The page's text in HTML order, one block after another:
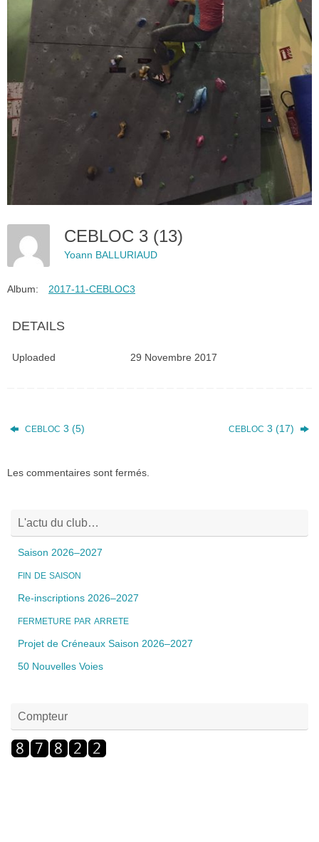
CEBLOC 3 (13)
Yoann BALLURIAUD
Album: 2017-11-CEBLOC3
DETAILS
Uploaded 29 Novembre 2017
CEBLOC 3 (5) CEBLOC 3 (17)
Les commentaires sont fermés.
L'actu du club…
Saison 2026–2027
FIN DE SAISON
Re-inscriptions 2026–2027
FERMETURE PAR ARRETE
Projet de Créneaux Saison 2026–2027
50 Nouvelles Voies
Compteur